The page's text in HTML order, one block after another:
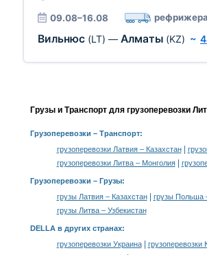
09.08–16.08
Вильнюс (LT) — Алматы (KZ) ~
Грузы и Транспорт для грузоперевозки
Грузоперевозки – Транспорт:
грузоперевозки Латвия – Казахстан|
грузоперевозки Литва – Монголия|
Грузоперевозки – Грузы:
грузы Латвия – Казахстан| грузы Польша
грузы Литва – Узбекистан
DELLA в других странах:
грузоперевозки Украина| грузоперевозки